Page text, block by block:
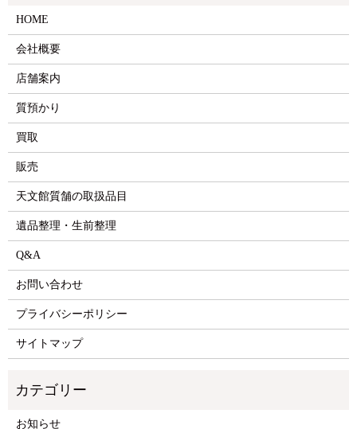
HOME
会社概要
店舗案内
質預かり
買取
販売
天文館質舗の取扱品目
遺品整理・生前整理
Q&A
お問い合わせ
プライバシーポリシー
サイトマップ
お知らせ